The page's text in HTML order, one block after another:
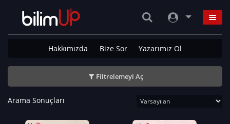
Hakkımızda Bize Sor Yazarımız Ol
Filtrelemeyi Aç
Arama Sonuçları